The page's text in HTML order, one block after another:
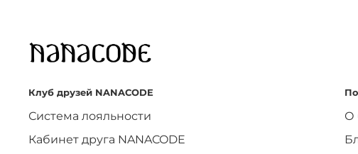
Клуб друзей NANACODE
Система лояльности
Кабинет друга NANACODE
О